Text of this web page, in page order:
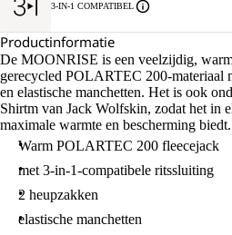
3-IN-1 COMPATIBEL
Productinformatie
De MOONRISE is een veelzijdig,
gerecycled POLARTEC 200-materiaal
en elastische manchetten. Het is ook
Shirtm van Jack Wolfskin, zodat het in
maximale warmte en bescherming biedt.
Warm POLARTEC 200 fleecejack
met 3-in-1-compatibele ritssluiting
2 heupzakken
elastische manchetten